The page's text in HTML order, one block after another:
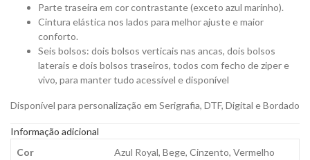
Parte traseira em cor contrastante (exceto azul marinho).
Cintura elástica nos lados para melhor ajuste e maior
conforto.
Seis bolsos: dois bolsos verticais nas ancas, dois bolsos
laterais e dois bolsos traseiros, todos com fecho de ziper e
vivo, para manter tudo acessível e disponível
Disponível para personalização em Serigrafia, DTF, Digital e Bordado
Informação adicional
Cor
Azul Royal, Bege, Cinzento, Vermelho